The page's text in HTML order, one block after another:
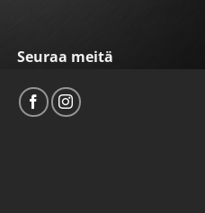
Seuraa meitä